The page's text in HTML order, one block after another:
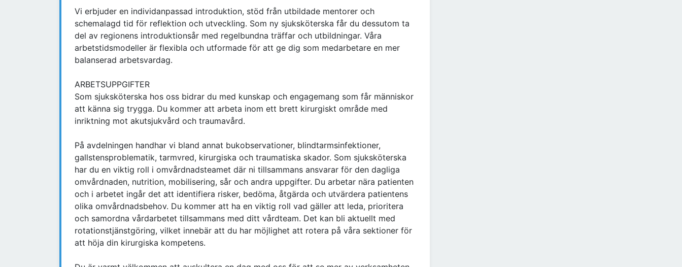
Vi erbjuder en individanpassad introduktion, stöd från utbildade mentorer och
schemalagd tid för reflektion och utveckling. Som ny sjuksköterska får du dessutom ta
del av regionens introduktionsår med regelbundna träffar och utbildningar. Våra
arbetstidsmodeller är flexibla och utformade för att ge dig som medarbetare en mer
balanserad arbetsvardag.
ARBETSUPPGIFTER
Som sjuksköterska hos oss bidrar du med kunskap och engagemang som får människor
att känna sig trygga. Du kommer att arbeta inom ett brett kirurgiskt område med
inriktning mot akutsjukvård och traumavård.
På avdelningen handhar vi bland annat bukobservationer, blindtarmsinfektioner,
gallstensproblematik, tarmvred, kirurgiska och traumatiska skador. Som sjuksköterska
har du en viktig roll i omvårdnadsteamet där ni tillsammans ansvarar för den dagliga
omvårdnaden, nutrition, mobilisering, sår och andra uppgifter. Du arbetar nära patienten
och i arbetet ingår det att identifiera risker, bedöma, åtgärda och utvärdera patientens
olika omvårdnadsbehov. Du kommer att ha en viktig roll vad gäller att leda, prioritera
och samordna vårdarbetet tillsammans med ditt vårdteam. Det kan bli aktuellt med
rotationstjänstgöring, vilket innebär att du har möjlighet att rotera på våra sektioner för
att höja din kirurgiska kompetens.